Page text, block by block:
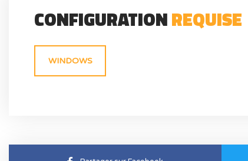
CONFIGURATIONREQUISE
WINDOWS